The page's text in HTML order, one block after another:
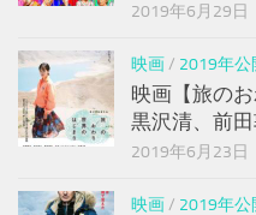
2019年6月29日
映画/ 2019年公
映画【旅の
黒沢清、前
2019年6月23日
映画/ 2019年公